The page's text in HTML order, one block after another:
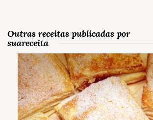
Outras receitas publicadas por
suareceita